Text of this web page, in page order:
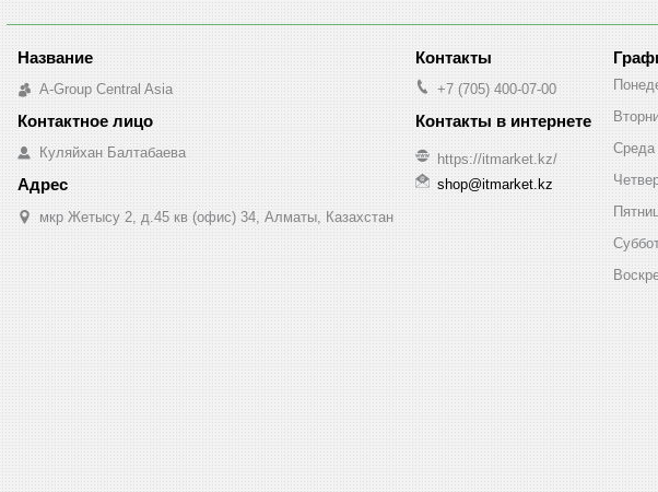
A-Group Central Asia
Куляйхан Балтабаева
мкр Жетысу 2, д.45 кв (офис) 34, Алматы, Казахстан
+7 (705) 400-07-00
https://itmarket.kz/
shop@itmarket.kz
Среда